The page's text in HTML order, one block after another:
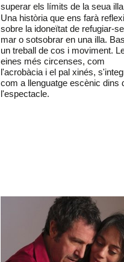
superar els límits de la seua
Una història que ens farà
sobre la idoneïtat de refugiar-
mar o sotsobrar en una illa.
un treball de cos i moviment.
eines més circenses, com
l'acrobàcia i el pal xinés,
com a llenguatge escènic dins
l'espectacle.